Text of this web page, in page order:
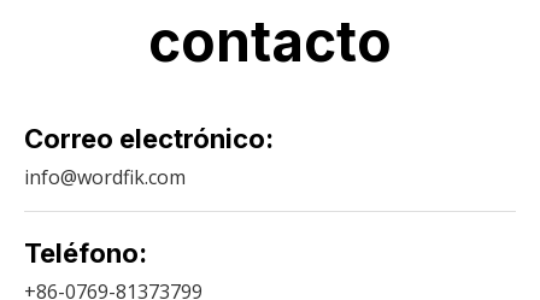
contacto
Correo electrónico:
info@wordfik.com
Teléfono:
+86-0769-81373799